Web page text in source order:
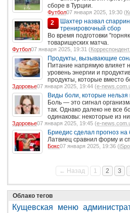
сборе в Турции.
Футбол07 января 2025, 19:30 (
2
Шахтер назвал
тренировочный сбор
Во время подготовки
товарищеских матча.
Футбол07 января 2025, 19:31 (
Продукты, вызывающие
Питание напрямую влияет
уровень энергии и
продукты, которые вместо
Здоровье07 января 2025, 19:44 (e-
Виды боли, которые нельзя
Боль — это сигнал
так. Однако далеко не все
одинаковы: некоторые из
Здоровье07 января 2025, 19:45 (e-
Бриедис сделал прогноз
Латвиец сравнил форму и
Бокс07 января 2025, 19:36 (
← Назад 1 2 3
Облако тегов
Кущевская меню